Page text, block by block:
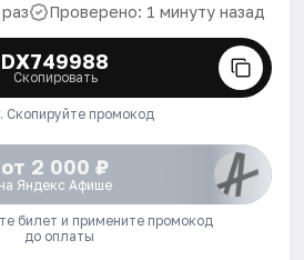
Проверено: 1 минуту назад
DX749988
Скопировать
Скопируйте промокод
от 2 000 ₽
на Яндекс Афише
билет и примените промокод
до оплаты